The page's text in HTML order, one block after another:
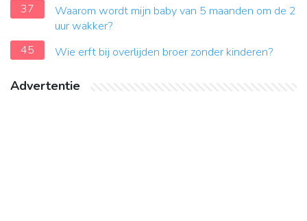
37
Waarom wordt mijn baby van 5 maanden om de 2
uur wakker?
45
Wie erft bij overlijden broer zonder kinderen?
Advertentie